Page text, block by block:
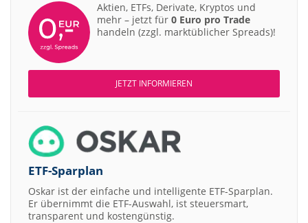
Aktien, ETFs, Derivate, Kryptos und
mehr – jetzt für 0 Euro pro Trade
handeln (zzgl. marktüblicher Spreads)!
JETZT INFORMIEREN
ETF-Sparplan
Oskar ist der einfache und intelligente ETF-Sparplan.
Er übernimmt die ETF-Auswahl, ist steuersmart,
transparent und kostengünstig.